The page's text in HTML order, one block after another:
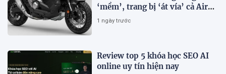
‘mềm’, trang bị ‘át vía’ cả Air
Blade và SH
1 ngày trước
Review top 5 khóa học SEO AI
online uy tín hiện nay